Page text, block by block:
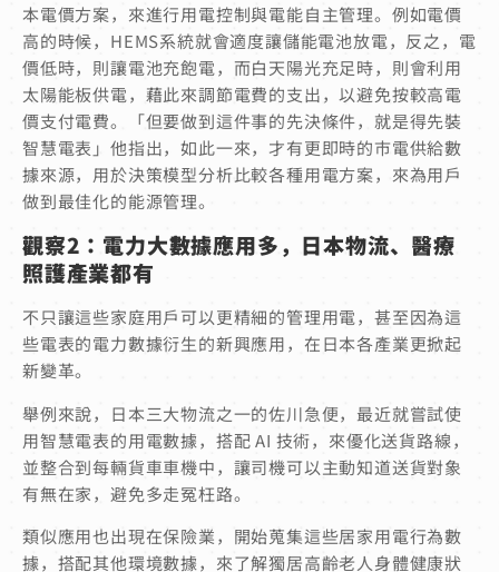
本電價方案，來進行用電控制與電能自主管理。例如電價
高的時候，HEMS系統就會適度讓儲能電池放電，反之，電
價低時，則讓電池充飽電，而白天陽光充足時，則會利用
太陽能板供電，藉此來調節電費的支出，以避免按較高電
價支付電費。「但要做到這件事的先決條件，就是得先裝
智慧電表」他指出，如此一來，才有更即時的市電供給數
據來源，用於決策模型分析比較各種用電方案，來為用戶
做到最佳化的能源管理。
觀察2：電力大數據應用多，日本物流、醫療
照護產業都有
不只讓這些家庭用戶可以更精細的管理用電，甚至因為這
些電表的電力數據衍生的新興應用，在日本各產業更掀起
新變革。
舉例來說，日本三大物流之一的佐川急便，最近就嘗試使
用智慧電表的用電數據，搭配 AI 技術，來優化送貨路線，
並整合到每輛貨車車機中，讓司機可以主動知道送貨對象
有無在家，避免多走冤枉路。
類似應用也出現在保險業，開始蒐集這些居家用電行為數
據，搭配其他環境數據，來了解獨居高齡老人身體健康狀